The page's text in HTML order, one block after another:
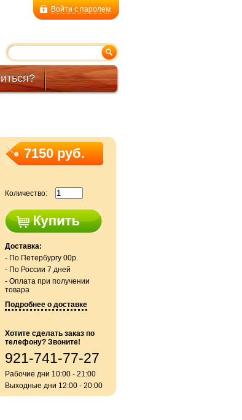
Войти с паролем
7150 руб.
Количество:
Доставка:
- По Петербургу 00р.
- По России 7 дней
- Оплата при получении
товара
Подробнее о доставке
Хотите сделать заказ по
телефону? Звоните!
921-741-77-27
Рабочие дни 10:00 - 21:00
Выходные дни 12:00 - 20:00